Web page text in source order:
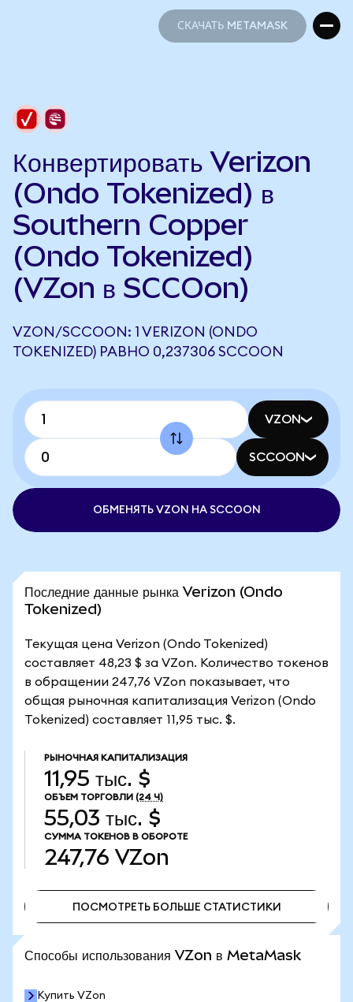
СКАЧАТЬ METAMASK
Конвертировать Verizon
(Ondo Tokenized) в
Southern Copper
(Ondo Tokenized)
(VZon в SCCOon)
VZON/SCCOON: 1 VERIZON (ONDO
TOKENIZED) РАВНО 0,237306 SCCOON
VZON
SCCOON
ОБМЕНЯТЬ VZON НА SCCOON
Последние данные рынка Verizon (Ondo
Tokenized)
Текущая цена Verizon (Ondo Tokenized)
составляет 48,23 $ за VZon. Количество токенов
в обращении 247,76 VZon показывает, что
общая рыночная капитализация Verizon (Ondo
Tokenized) составляет 11,95 тыс. $.
РЫНОЧНАЯ КАПИТАЛИЗАЦИЯ
11,95 тыс. $
ОБЪЕМ ТОРГОВЛИ (24 Ч)
55,03 тыс. $
СУММА ТОКЕНОВ В ОБОРОТЕ
247,76 VZon
ПОСМОТРЕТЬ БОЛЬШЕ СТАТИСТИКИ
Способы использования VZon в MetaMask
Купить VZon